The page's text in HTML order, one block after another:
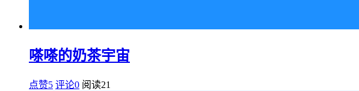
嗏嗏的奶茶宇宙
点赞5 评论0 阅读21